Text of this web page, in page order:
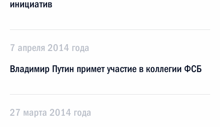
инициатив
7 апреля 2014 года
Владимир Путин примет участие в коллегии ФСБ
27 марта 2014 года